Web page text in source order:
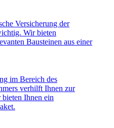
Versicherung der
Wir bieten
Bausteinen aus einer
im Bereich des
verhilft Ihnen zur
Ihnen ein